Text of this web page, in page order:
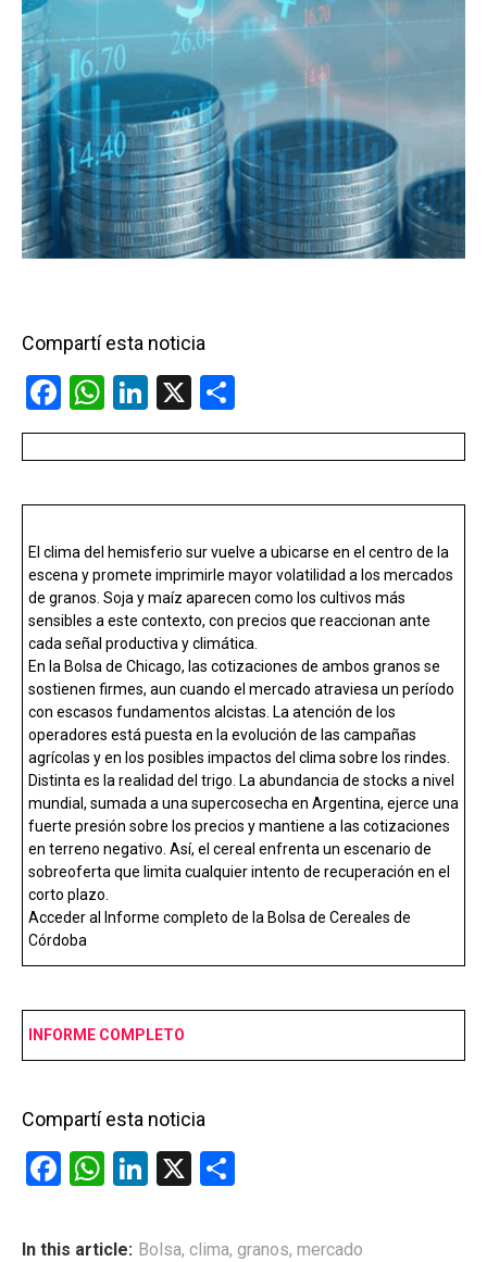
Compartí esta noticia
F
a
ce
b
o
k
W
h
at
s
p
p
Li
n
ke
dI
X
o
m
p
tir
El clima del hemisferio sur vuelve a ubicarse en el centro de la
escena y promete imprimirle mayor volatilidad a los mercados
de granos. Soja y maíz aparecen como los cultivos más
sensibles a este contexto, con precios que reaccionan ante
cada señal productiva y climática.
En la Bolsa de Chicago, las cotizaciones de ambos granos se
sostienen firmes, aun cuando el mercado atraviesa un período
con escasos fundamentos alcistas. La atención de los
operadores está puesta en la evolución de las campañas
agrícolas y en los posibles impactos del clima sobre los rindes.
Distinta es la realidad del trigo. La abundancia de stocks a nivel
mundial, sumada a una supercosecha en Argentina, ejerce una
fuerte presión sobre los precios y mantiene a las cotizaciones
en terreno negativo. Así, el cereal enfrenta un escenario de
sobreoferta que limita cualquier intento de recuperación en el
corto plazo.
Acceder al Informe completo de la Bolsa de Cereales de
Córdoba
INFORME COMPLETO
Compartí esta noticia
F
ce
W
at
Li
ke
X
m
In this article: Bolsa, clima, granos, mercado